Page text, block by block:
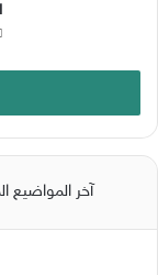
آخر المواضيع